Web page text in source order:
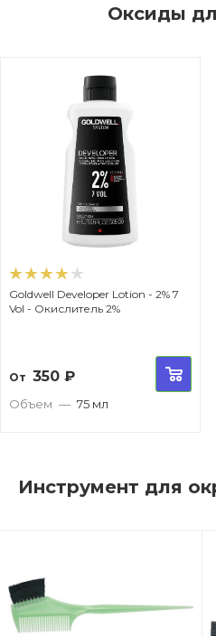
Оксиды
Goldwell Developer Lotion - 2% 7
Vol - Окислитель 2%
От 350 ₽
Объем — 75 мл
Инструмент для